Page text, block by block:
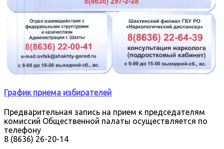
График приема избирателей
Предварительная запись на прием к председателям
комиссий Общественной палаты осуществляется по
телефону
8 (8636) 26-20-14